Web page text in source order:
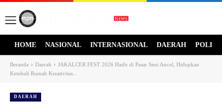
HOME NASIONAL INTERNASIONAL DAERAH
Beranda Daerah
JAKALCER FEST 2026 Hadir di Pasar Seni Ancol, Hidupkan
Kembali Rumah Kreativitas...
DAERAH